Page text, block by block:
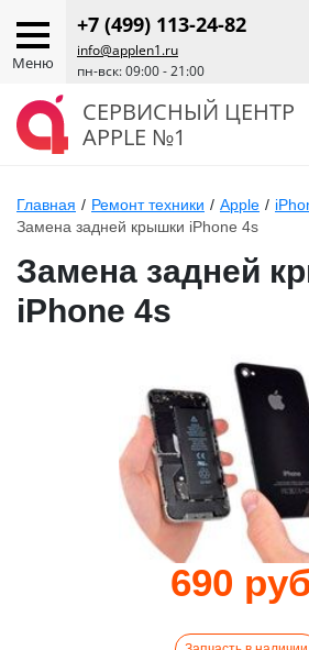
Меню
+7 (499) 113-24-82
info@applen1.ru
пн-вск: 09:00 - 21:00
СЕРВИСНЫЙ ЦЕНТР
APPLE №1
Главная / Ремонт техники / Apple /
Замена задней крышки iPhone 4s
Замена задней
iPhone 4s
690